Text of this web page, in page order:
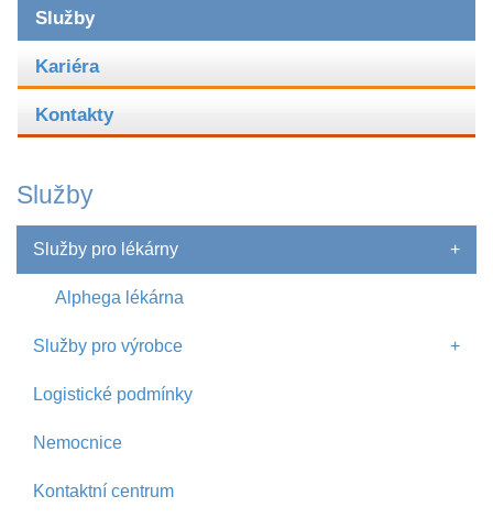
Služby
Kariéra
Kontakty
Služby
Služby pro lékárny +
Alphega lékárna
Služby pro výrobce +
Logistické podmínky
Nemocnice
Kontaktní centrum